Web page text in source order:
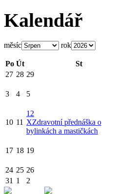
Kalendář
měsíc rok
Po Út St
27 28 29
3 4 5
10 11
12
XZdravotní přednáška o
bylinkách a mastičkách
17 18 19
24 25 26
31 1 2